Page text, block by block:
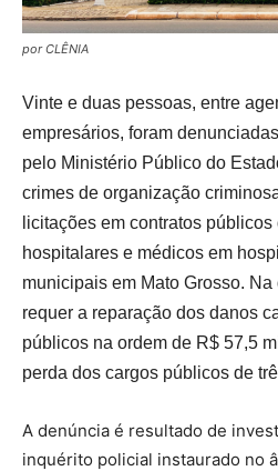
por CLÊNIA
Vinte e duas pessoas, entre
empresários, foram
pelo Ministério Público do
crimes de organização
licitações em contratos
hospitalares e médicos em
municipais em Mato Grosso.
requer a reparação dos danos
públicos na ordem de R$ 57,5
perda dos cargos públicos de
A denúncia é resultado de
inquérito policial instaurado no